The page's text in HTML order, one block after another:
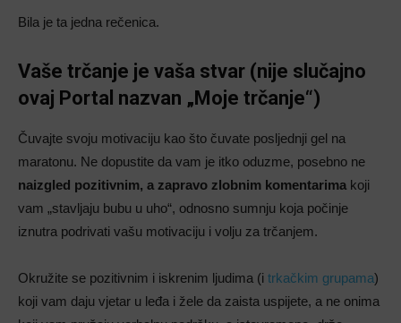
Bila je ta jedna rečenica.
Vaše trčanje je vaša stvar (nije slučajno
ovaj Portal nazvan „Moje trčanje“)
Čuvajte svoju motivaciju kao što čuvate posljednji gel na
maratonu. Ne dopustite da vam je itko oduzme, posebno ne
naizgled pozitivnim, a zapravo zlobnim komentarimakoji
vam „stavljaju bubu u uho“, odnosno sumnju koja počinje
iznutra podrivati vašu motivaciju i volju za trčanjem.
Okružite se pozitivnim i iskrenim ljudima (i trkačkim grupama)
koji vam daju vjetar u leđa i žele da zaista uspijete, a ne onima